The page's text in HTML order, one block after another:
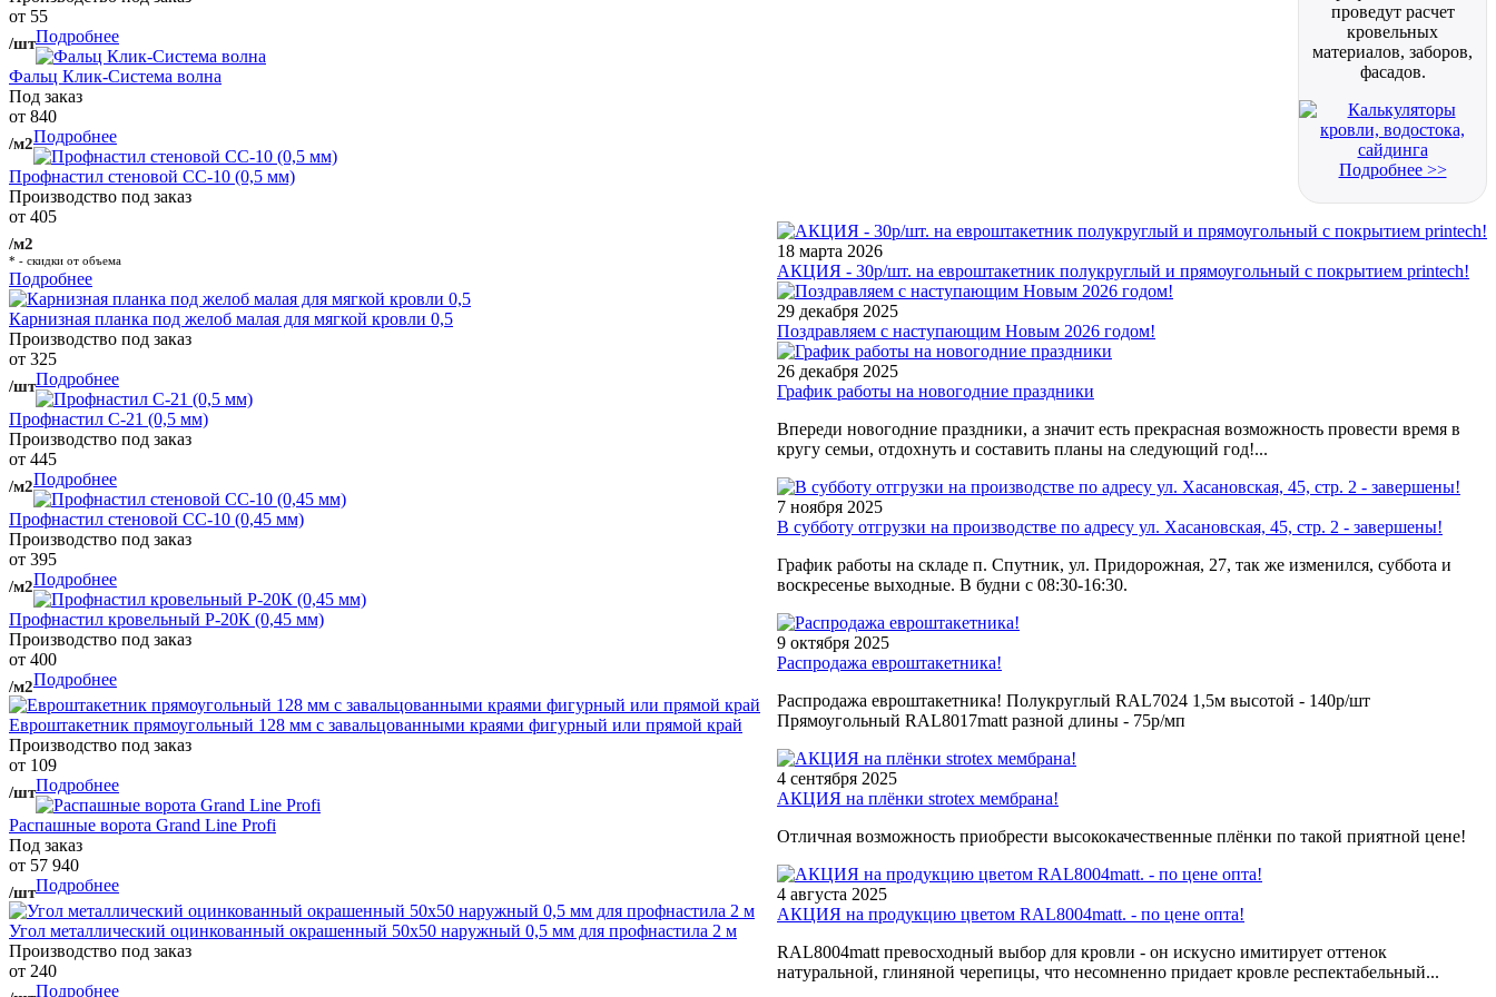
от 55
/штПодробнее
Фальц Клик-Система волна
Под заказ
от 840
/м2Подробнее
Профнастил стеновой СС-10 (0,5 мм)
Производство под заказ
от 405
/м2
* - скидки от объема
Подробнее
Карнизная планка под желоб малая для мягкой кровли 0,5
Производство под заказ
от 325
/штПодробнее
Профнастил С-21 (0,5 мм)
Производство под заказ
от 445
/м2Подробнее
Профнастил стеновой СС-10 (0,45 мм)
Производство под заказ
от 395
/м2Подробнее
Профнастил кровельный Р-20К (0,45 мм)
Производство под заказ
от 400
/м2Подробнее
Евроштакетник прямоугольный 128 мм с завальцованными краями фигурный или прямой край
Производство под заказ
от 109
/штПодробнее
Распашные ворота Grand Line Profi
Под заказ
от 57 940
/штПодробнее
Угол металлический оцинкованный окрашенный 50х50 наружный 0,5 мм для профнастила 2 м
Производство под заказ
от 240
Подробнее
проведут расчет
кровельных
материалов, заборов,
фасадов.
Подробнее >>
18 марта 2026
АКЦИЯ - 30р/шт. на евроштакетник полукруглый и прямоугольный с покрытием printech!
29 декабря 2025
Поздравляем с наступающим Новым 2026 годом!
26 декабря 2025
График работы на новогодние праздники
Впереди новогодние праздники, а значит есть прекрасная возможность провести время в
кругу семьи, отдохнуть и составить планы на следующий год!...
7 ноября 2025
В субботу отгрузки на производстве по адресу ул. Хасановская, 45, стр. 2 - завершены!
График работы на складе п. Спутник, ул. Придорожная, 27, так же изменился, суббота и
воскресенье выходные. В будни с 08:30-16:30.
9 октября 2025
Распродажа евроштакетника!
Распродажа евроштакетника! Полукруглый RAL7024 1,5м высотой - 140р/шт
Прямоугольный RAL8017matt разной длины - 75р/мп
4 сентября 2025
АКЦИЯ на плёнки strotex мембрана!
Отличная возможность приобрести высококачественные плёнки по такой приятной цене!
4 августа 2025
АКЦИЯ на продукцию цветом RAL8004matt. - по цене опта!
RAL8004matt превосходный выбор для кровли - он искусно имитирует оттенок
натуральной, глиняной черепицы, что несомненно придает кровле респектабельный...